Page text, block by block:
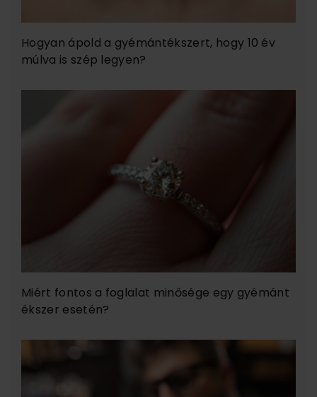
Hogyan ápold a gyémántékszert, hogy 10 év
múlva is szép legyen?
Miért fontos a foglalat minősége egy gyémánt
ékszer esetén?